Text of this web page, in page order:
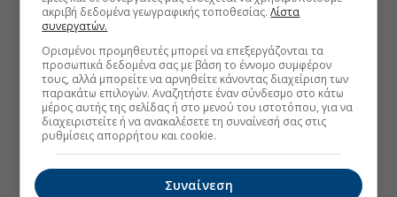
ακριβή δεδομένα γεωγραφικής τοποθεσίας.Λίστα
συνεργατών.
Ορισμένοι προμηθευτές μπορεί να επεξεργάζονται τα
προσωπικά δεδομένα σας με βάση το έννομο συμφέρον
τους, αλλά μπορείτε να αρνηθείτε κάνοντας διαχείριση των
παρακάτω επιλογών. Αναζητήστε έναν σύνδεσμο στο κάτω
μέρος αυτής της σελίδας ή στο μενού του ιστοτόπου, για να
διαχειριστείτε ή να ανακαλέσετε τη συναίνεσή σας στις
ρυθμίσεις απορρήτου και cookie.
Συναίνεση